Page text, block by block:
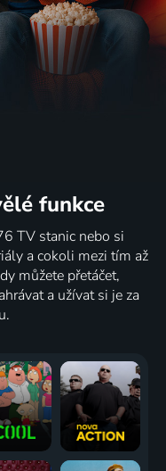
funkce
TV stanic nebo si
a cokoli mezi tím až
můžete přetáčet,
a užívat si je za